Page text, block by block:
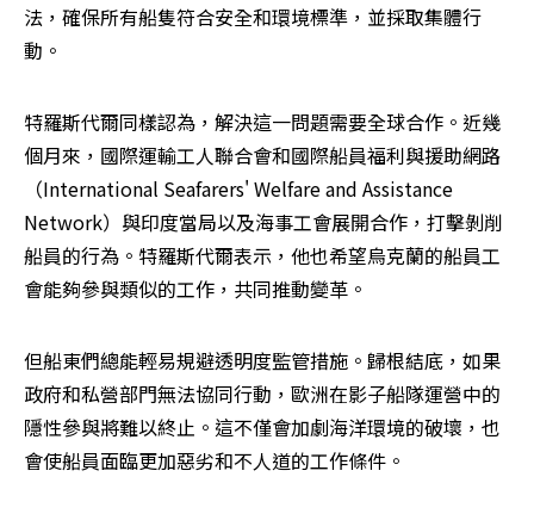
法，確保所有船隻符合安全和環境標準，並採取集體行
動。
特羅斯代爾同樣認為，解決這一問題需要全球合作。近幾
個月來，國際運輸工人聯合會和國際船員福利與援助網路
（International Seafarers' Welfare and Assistance
Network）與印度當局以及海事工會展開合作，打擊剝削
船員的行為。特羅斯代爾表示，他也希望烏克蘭的船員工
會能夠參與類似的工作，共同推動變革。
但船東們總能輕易規避透明度監管措施。歸根結底，如果
政府和私營部門無法協同行動，歐洲在影子船隊運營中的
隱性參與將難以終止。這不僅會加劇海洋環境的破壞，也
會使船員面臨更加惡劣和不人道的工作條件。